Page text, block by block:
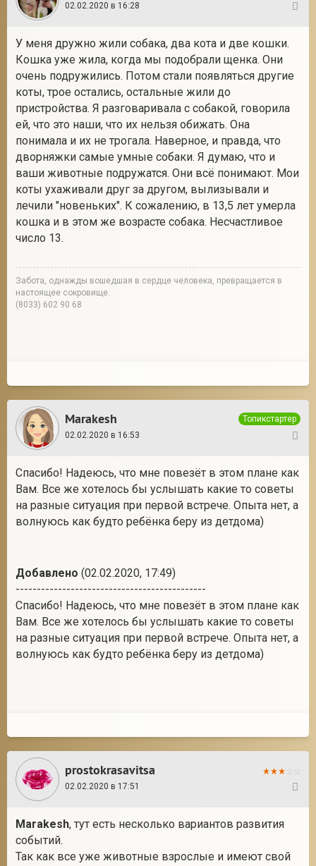
02.02.2020 в 16:28
У меня дружно жили собака, два кота и две кошки.
Кошка уже жила, когда мы подобрали щенка. Они
очень подружились. Потом стали появляться другие
коты, трое остались, остальные жили до
пристройства. Я разговаривала с собакой, говорила
ей, что это наши, что их нельзя обижать. Она
понимала и их не трогала. Наверное, и правда, что
дворняжки самые умные собаки. Я думаю, что и
ваши животные подружатся. Они всё понимают. Мои
коты ухаживали друг за другом, вылизывали и
лечили "новеньких". К сожалению, в 13,5 лет умерла
кошка и в этом же возрасте собака. Несчастливое
число 13.
Забота, однажды вошедшая в сердце человека, превращается в
настоящее сокровище.
(8033) 602 90 68
Marakesh
Топикстартер
02.02.2020 в 16:53
Спасибо! Надеюсь, что мне повезёт в этом плане как
Вам. Все же хотелось бы услышать какие то советы
на разные ситуация при первой встрече. Опыта нет, а
волнуюсь как будто ребёнка беру из детдома)
Добавлено (02.02.2020, 17:49)
---------------------------------------------
Спасибо! Надеюсь, что мне повезёт в этом плане как
Вам. Все же хотелось бы услышать какие то советы
на разные ситуация при первой встрече. Опыта нет, а
волнуюсь как будто ребёнка беру из детдома)
prostokrasavitsa
02.02.2020 в 17:51
Marakesh, тут есть несколько вариантов развития
событий.
Так как все уже животные взрослые и имеют свой